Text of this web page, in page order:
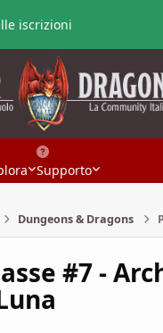
iscrizioni
Supporto
Dungeons & Dragons
#7 -